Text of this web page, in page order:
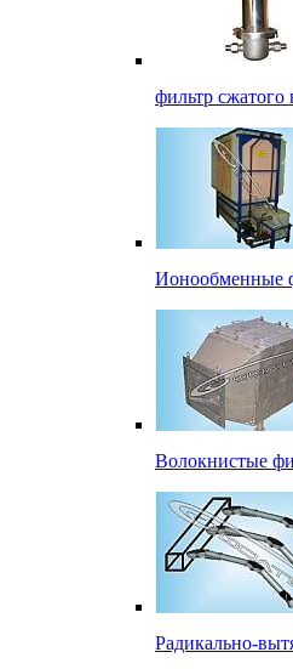
фильтр
Волокнистые
Радикально-